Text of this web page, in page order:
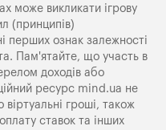
може викликати ігрову
(принципів)
перших ознак залежності
Пам'ятайте, що участь в
доходів або
ресурс mind.ua не
гроші, також
ставок та інших